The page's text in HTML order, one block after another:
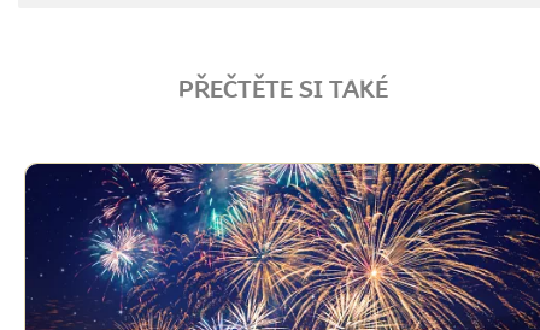
PŘEČTĚTE SI TAKÉ